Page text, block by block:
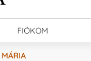
FIÓKOM